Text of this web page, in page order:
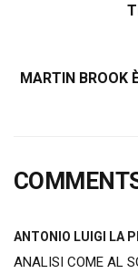
MARTIN BROOK
ANTONIO LUIGI LA
ANALISI COME AL